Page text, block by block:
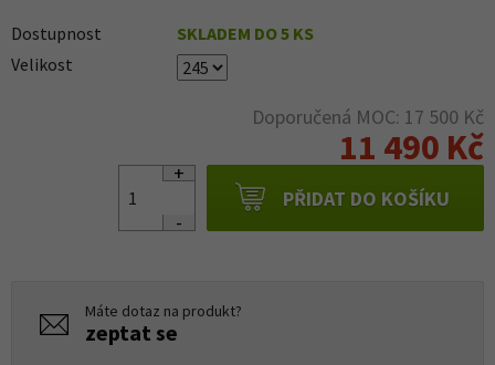
Dostupnost
SKLADEM DO 5 KS
Velikost
Doporučená MOC: 17 500 Kč
11 490 Kč
PŘIDAT DO KOŠÍKU
Máte dotaz na produkt?
zeptat se